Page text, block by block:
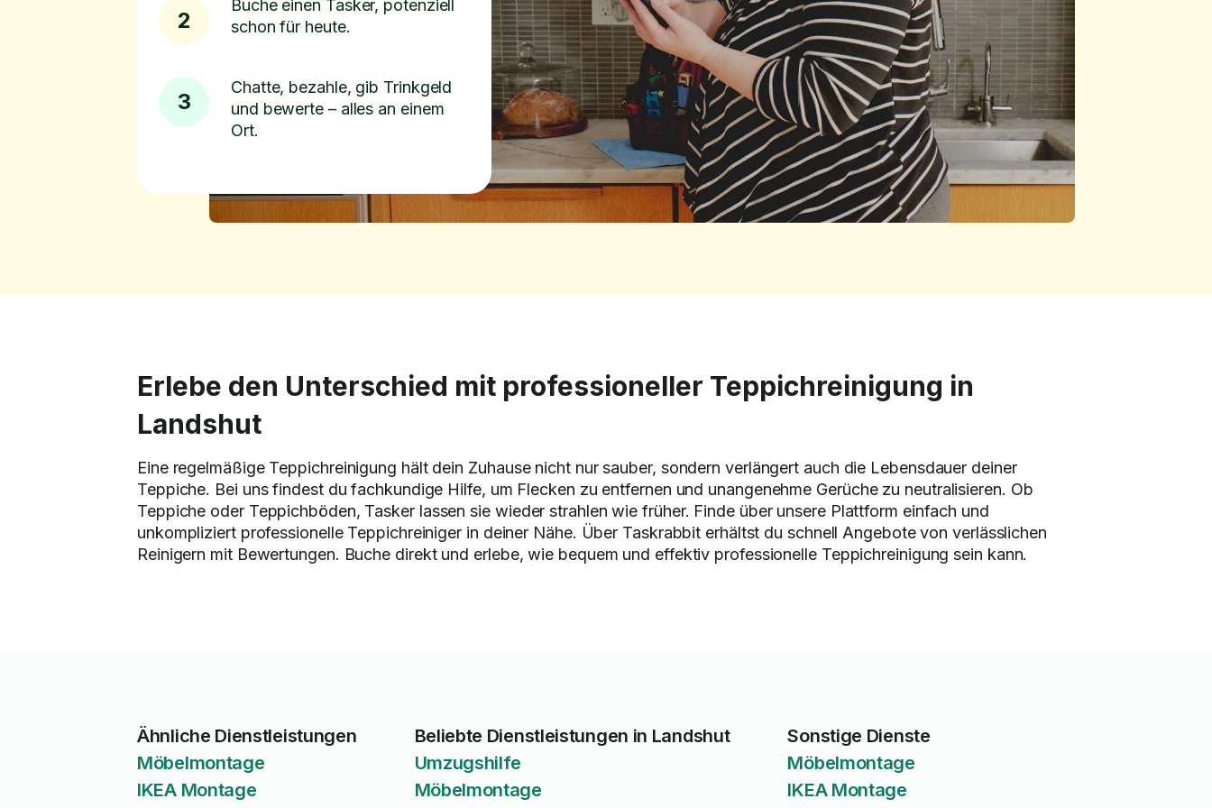
2
Buche einen Tasker, potenziell
schon für heute.
3
Chatte, bezahle, gib Trinkgeld
und bewerte – alles an einem
Ort.
Erlebe den Unterschied mit professioneller Teppichreinigung in
Landshut
Eine regelmäßige Teppichreinigung hält dein Zuhause nicht nur sauber, sondern verlängert auch die Lebensdauer deiner
Teppiche. Bei uns findest du fachkundige Hilfe, um Flecken zu entfernen und unangenehme Gerüche zu neutralisieren. Ob
Teppiche oder Teppichböden, Tasker lassen sie wieder strahlen wie früher. Finde über unsere Plattform einfach und
unkompliziert professionelle Teppichreiniger in deiner Nähe. Über Taskrabbit erhältst du schnell Angebote von verlässlichen
Reinigern mit Bewertungen. Buche direkt und erlebe, wie bequem und effektiv professionelle Teppichreinigung sein kann.
Ähnliche Dienstleistungen
Möbelmontage
IKEA Montage
Beliebte Dienstleistungen in Landshut
Umzugshilfe
Möbelmontage
Sonstige Dienste
Möbelmontage
IKEA Montage